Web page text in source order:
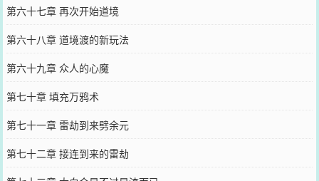
第六十七章 再次开始道境
第六十八章 道境渡的新玩法
第六十九章 众人的心魔
第七十章 填充万鸦术
第七十一章 雷劫到来劈余元
第七十二章 接连到来的雷劫